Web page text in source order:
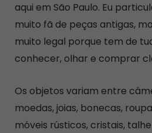
aqui em São Paulo. Eu
muito fã de peças antigas,
muito legal porque tem de
conhecer, olhar e comprar
Os objetos variam entre
moedas, joias, bonecas,
móveis rústicos, cristais,